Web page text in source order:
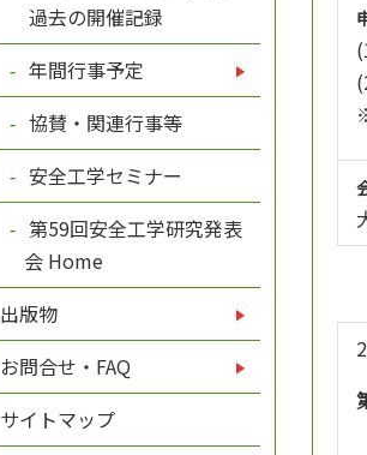
過去の開催記録
年間行事予定
協賛・関連行事等
安全工学セミナー
第59回安全工学研究発表
会 Home
出版物
お問合せ・FAQ
サイトマップ